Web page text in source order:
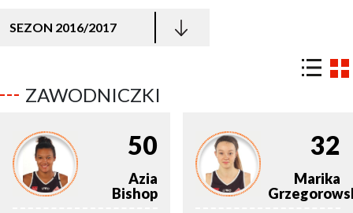
SEZON 2016/2017
ZAWODNICZKI
50
Azia
Bishop
32
Marika